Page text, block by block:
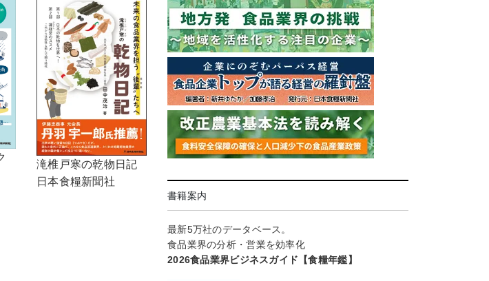
滝椎戸寒の乾物日記
日本食糧新聞社
書籍案内
最新5万社のデータベース。
食品業界の分析・営業を効率化
2026食品業界ビジネスガイド【食糧年鑑】